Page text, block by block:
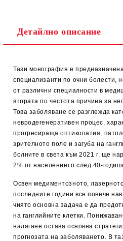
Детайлно описание
Тази монография е
специализанти по очни болести,
от различни специалности в
втората по честота причина за
Това заболяване се разглежда
невродегенеративен процес,
прогресираща оптикопатия,
зрителното поле и загуба на
болните в света към 2021 г. ще
2% от населението след 40-
Освен медиментозното,
последните години все повече
чиято основна задача е да
на ганглийните клетки.
налягане остава основна
прогнозата на заболяването. В